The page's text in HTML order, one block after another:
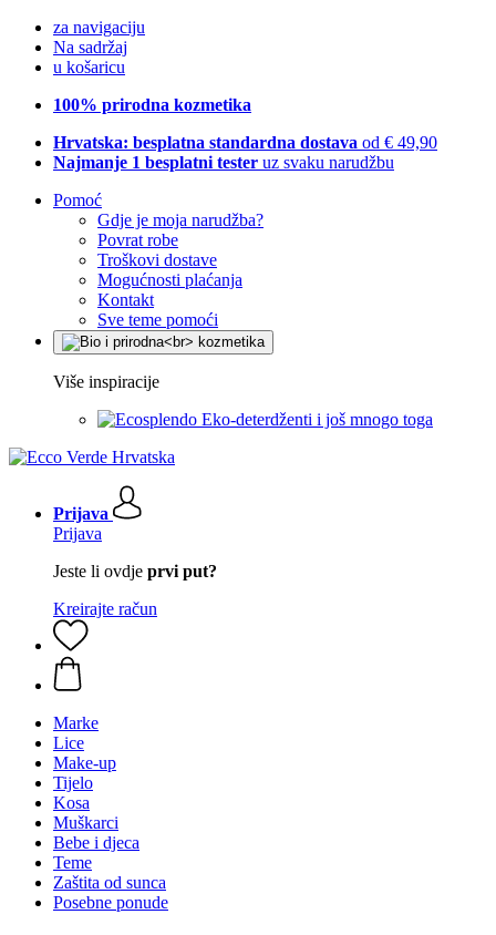
za navigaciju
Na sadržaj
u košaricu
100% prirodna kozmetika
Hrvatska: besplatna standardna dostava od € 49,90
Najmanje 1 besplatni tester uz svaku narudžbu
Pomoć
Gdje je moja narudžba?
Povrat robe
Troškovi dostave
Mogućnosti plaćanja
Kontakt
Sve teme pomoći
Više inspiracije
Eko-deterdženti i još mnogo toga
Prijava
Prijava
Jeste li ovdje prvi put?
Kreirajte račun
Marke
Lice
Make-up
Tijelo
Kosa
Muškarci
Bebe i djeca
Teme
Zaštita od sunca
Posebne ponude